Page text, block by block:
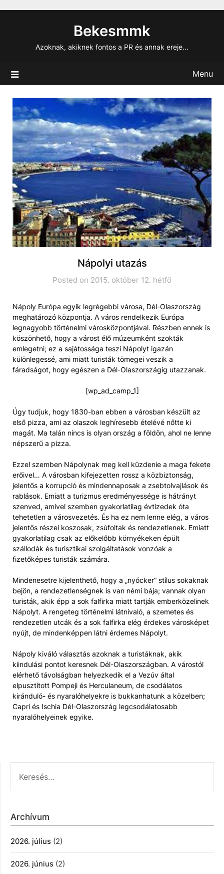
Bekesmmk
Azoknak, akiknek fontos a PR és annak ereje…
Menu
Nápolyi utazás
Posted on 2015. október 12. hétfő
Nápoly Európa egyik legrégebbi városa, Dél-Olaszország
meghatározó központja. A város rendelkezik Európa
legnagyobb történelmi városközpontjával. Részben ennek is
köszönhető, hogy a várost élő múzeumként szokták
emlegetni; ez a sajátossága teszi Nápolyt igazán
különlegessé, ami miatt turisták tömegei veszik a
fáradságot, hogy egészen a Dél-Olaszországig utazzanak.
[wp_ad_camp_1]
Úgy tudjuk, hogy 1830-ban ebben a városban készült az
első pizza, ami az olaszok leghíresebb ételévé nőtte ki
magát. Ma talán nincs is olyan ország a földön, ahol ne lenne
népszerű a pizza.
Ezzel szemben Nápolynak meg kell küzdenie a maga fekete
erőivel… A városban kifejezetten rossz a közbiztonság,
jelentős a korrupció és mindennaposak a zsebtolvajlások és
rablások. Emiatt a turizmus eredményessége is hátrányt
szenved, amivel szemben gyakorlatilag évtizedek óta
tehetetlen a városvezetés. És ha ez nem lenne elég, a város
jelentős részei koszosak, zsúfoltak és rendezetlenek. Emiatt
gyakorlatilag csak az előkelőbb környékeken épült
szállodák és turisztikai szolgáltatások vonzóak a
fizetőképes turisták számára.
Mindenesetre kijelenthető, hogy a „nyócker” stílus sokaknak
bejön, a rendezetlenségnek is van némi bája; vannak olyan
turisták, akik épp a sok falfirka miatt tartják emberközelinek
Nápolyt. A rengeteg történelmi látnivaló, a szemetes és
rendezetlen utcák és a sok falfirka elég érdekes városképet
nyújt, de mindenképpen látni érdemes Nápolyt.
Nápoly kiváló választás azoknak a turistáknak, akik
kiindulási pontot keresnek Dél-Olaszországban. A várostól
elérhető távolságban helyezkedik el a Vezúv által
elpusztított Pompeji és Herculaneum, de csodálatos
kiránduló- és nyaralóhelyekre is bukkanhatunk a közelben;
Capri és Ischia Dél-Olaszország legcsodálatosabb
nyaralóhelyeinek egyike.
Archívum
2026. július (2)
2026. június (2)